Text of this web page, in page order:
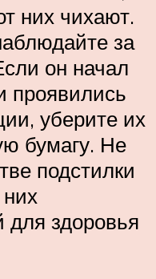
них чихают.
за
он начал
проявились
уберите их
бумагу. Не
подстилки
для здоровья